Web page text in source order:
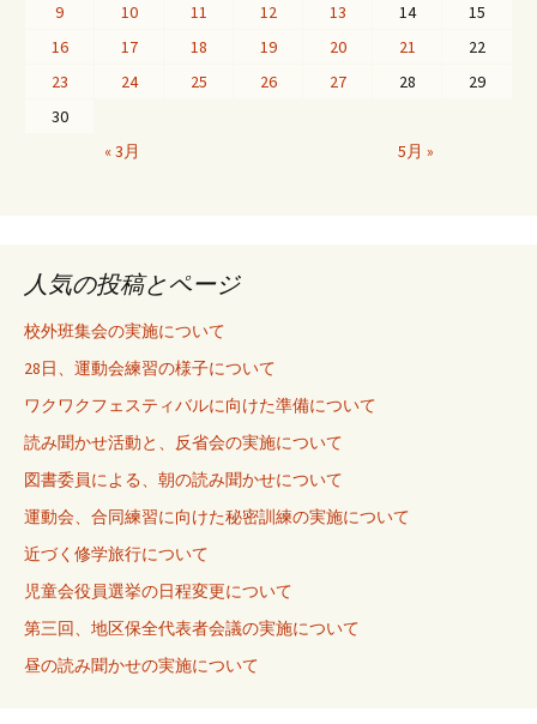
9
10 11 12 13 14
15
16
17 18 19 20 21
22
23
24 25 26 27 28
29
30
« 3月
5月 »
人気の投稿とページ
校外班集会の実施について
28日、運動会練習の様子について
ワクワクフェスティバルに向けた準備について
読み聞かせ活動と、反省会の実施について
図書委員による、朝の読み聞かせについて
運動会、合同練習に向けた秘密訓練の実施について
近づく修学旅行について
児童会役員選挙の日程変更について
第三回、地区保全代表者会議の実施について
昼の読み聞かせの実施について